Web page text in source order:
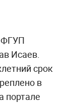
ФГУП
Исаев.
срок
в
портале